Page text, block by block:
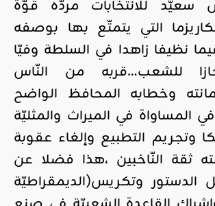
سعيّد للانتخابات مردّه قوّة
التي يتمتّع بها بوصفه
نظيفا زاهدا في السلطة وفيّا
للشعب…قربه من النّاس
وخطابه المحافظ الواضح
المساواة في الميراث والمثليّة
وتجريم التطبيع وإلغاء عقوبة
ثقة النّاخبين ،هذا فضلا عن
الدستور وتكريس(الديمقراطيّة